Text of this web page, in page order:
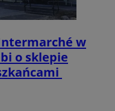
w
o sklepie